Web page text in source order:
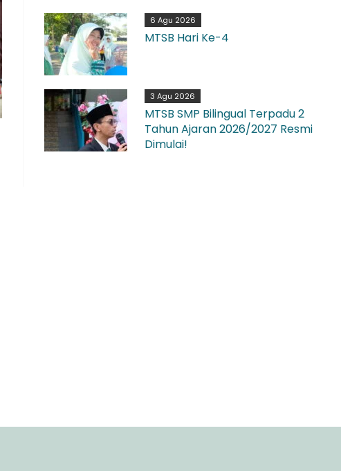
6 Agu 2026
MTSB Hari Ke-4
3 Agu 2026
MTSB SMP Bilingual Terpadu 2
Tahun Ajaran 2026/2027 Resmi
Dimulai!